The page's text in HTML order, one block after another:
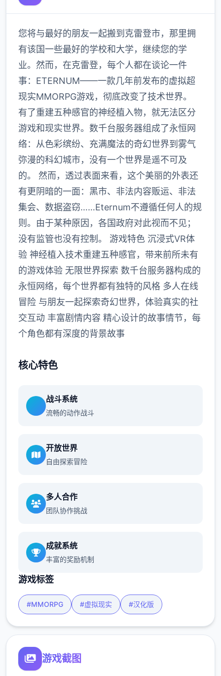
您将与最好的朋友一起搬到克雷登市，那里拥
有该国一些最好的学校和大学，继续您的学
业。然而，在克雷登，每个人都在谈论一件
事：ETERNUM——一款几年前发布的虚拟超
现实MMORPG游戏，彻底改变了技术世界。
有了重建五种感官的神经植入物，就无法区分
游戏和现实世界。数千台服务器组成了永恒网
络：从色彩缤纷、充满魔法的奇幻世界到雾气
弥漫的科幻城市，没有一个世界是遥不可及
的。 然而，透过表面来看，这个美丽的外表还
有更阴暗的一面：黑市、非法内容贩运、非法
集会、数据盗窃……Eternum不遵循任何人的规
则。由于某种原因，各国政府对此视而不见；
没有监管也没有控制。 游戏特色 沉浸式VR体
验 神经植入技术重建五种感官，带来前所未有
的游戏体验 无限世界探索 数千台服务器构成的
永恒网络，每个世界都有独特的风格 多人在线
冒险 与朋友一起探索奇幻世界，体验真实的社
交互动 丰富剧情内容 精心设计的故事情节，每
个角色都有深度的背景故事
核心特色
战斗系统
流畅的动作战斗
开放世界
自由探索冒险
多人合作
团队协作挑战
成就系统
丰富的奖励机制
游戏标签
#MMORPG #虚拟现实 #汉化版
游戏截图